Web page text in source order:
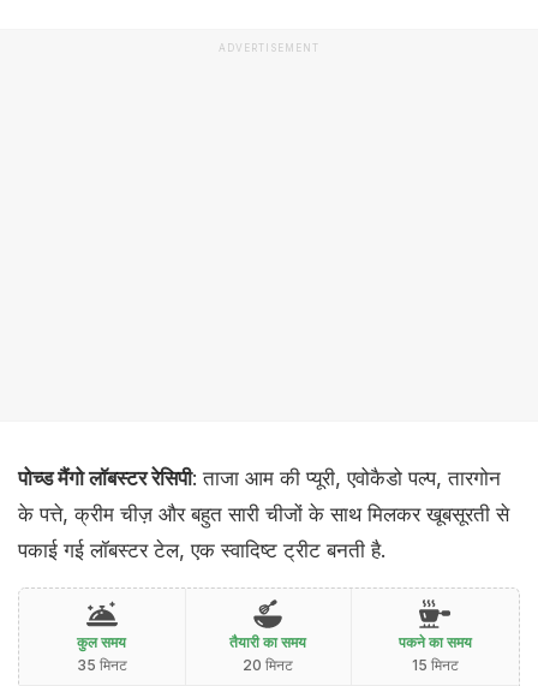
ADVERTISEMENT
पोच्ड मैंगो लॉबस्टर रेसिपी: ताजा आम की प्यूरी, एवोकैडो पल्प, तारगोन
के पत्ते, क्रीम चीज़ और बहुत सारी चीजों के साथ मिलकर खूबसूरती से
पकाई गई लॉबस्टर टेल, एक स्वादिष्ट ट्रीट बनती है.
कुल समय
35 मिनट
तैयारी का समय
20 मिनट
पकने का समय
15 मिनट